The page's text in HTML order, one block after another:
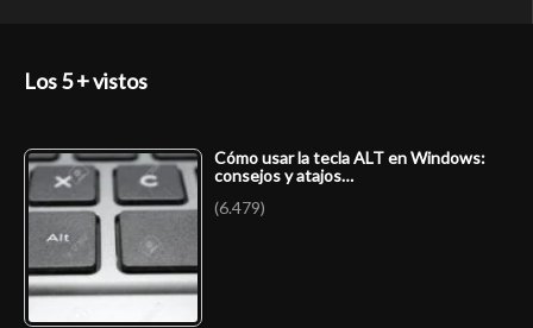
Los 5 + vistos
Cómo usar la tecla ALT en Windows:
consejos y atajos…
(6.479)